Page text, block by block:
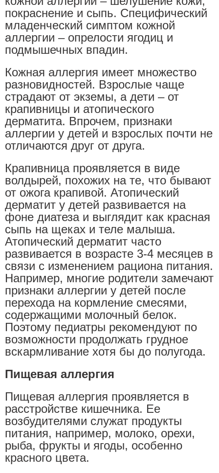
покраснение и сыпь. Специфический
младенческий симптом кожной
аллергии – опрелости ягодиц и
подмышечных впадин.
Кожная аллергия имеет множество
разновидностей. Взрослые чаще
страдают от экземы, а дети – от
крапивницы и атопического
дерматита. Впрочем, признаки
аллергии у детей и взрослых почти не
отличаются друг от друга.
Крапивница проявляется в виде
волдырей, похожих на те, что бывают
от ожога крапивой. Атопический
дерматит у детей развивается на
фоне диатеза и выглядит как красная
сыпь на щеках и теле малыша.
Атопический дерматит часто
развивается в возрасте 3-4 месяцев в
связи с изменением рациона питания.
Например, многие родители замечают
признаки аллергии у детей после
перехода на кормление смесями,
содержащими молочный белок.
Поэтому педиатры рекомендуют по
возможности продолжать грудное
вскармливание хотя бы до полугода.
Пищевая аллергия
Пищевая аллергия проявляется в
расстройстве кишечника. Ее
возбудителями служат продукты
питания, например, молоко, орехи,
рыба, фрукты и ягоды, особенно
красного цвета.